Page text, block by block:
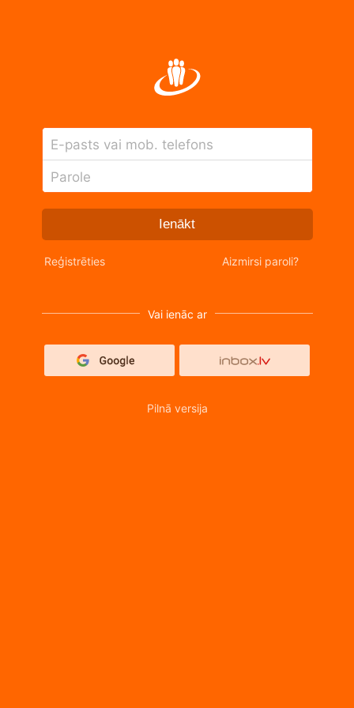
E-pasts vai mob. telefons
Parole
Ienākt
Reģistrēties Aizmirsi paroli?
Vai ienāc ar
Pilnā versija